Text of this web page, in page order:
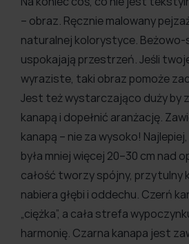
– obraz. Ręcznie malowany
naturalnej kolorystyce.
uspokajają przestrzeń. Jeśli
wyraziste, taki obraz pomoże
Jest też wystarczająco duży by
kanapą i dopełnić aranżację.
kanapą – nie za wysoko!
była mniej więcej 20–30 cm nad
całość tworzy spójny, przytulny
nabiera głębi i oddechu. Czerń
„ciężka”, a cała strefa
harmonię. Czarna kanapa jest